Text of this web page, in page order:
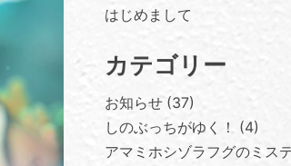
はじめまして
カテゴリー
お知らせ 37
しのぶっちがゆく！
4
アマミホシゾラフグのミス